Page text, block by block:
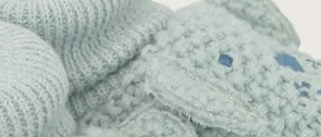
niña
8.
saco dormir
9.
saco
10. zapatillas niño